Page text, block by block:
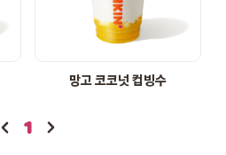
망고 코코넛 컵빙수
1